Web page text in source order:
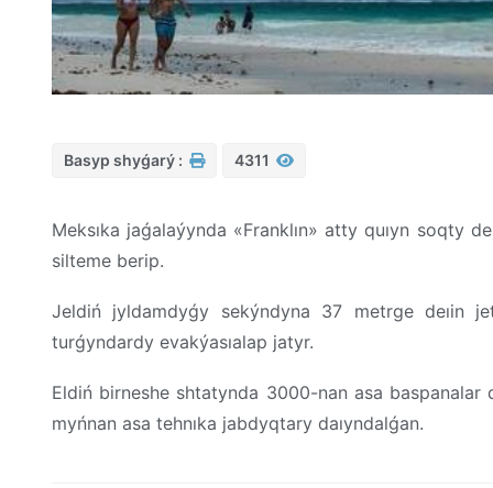
Basyp shyǵarý : 4311
Meksıka jaǵalaýynda «Franklın» atty quıyn soqty
silteme berip.
Jeldiń jyldamdyǵy sekýndyna 37 metrge deıin
turǵyndardy evakýasıalap jatyr.
Eldiń birneshe shtatynda 3000-nan asa baspanalar
myńnan asa tehnıka jabdyqtary daıyndalǵan.